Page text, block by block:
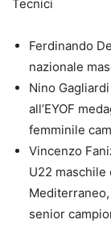
Tecnici
Ferdinando
nazionale
Nino
all’EYOF
femminile
Vincenzo
U22 maschile
senior